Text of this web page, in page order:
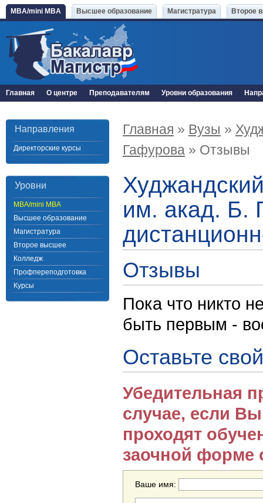
MBA/mini MBA Высшее образование Магистратура Второе
Главная О центре Преподавателям Уровни образования
Направления
Директорские курсы
Уровни
MBA/mini MBA
Высшее образование
Магистратура
Второе высшее
Колледж
Профпереподготовка
Курсы
Главная » Вузы »
Гафурова » Отзывы
им. акад. Б.
Отзывы
Пока что никто
быть первым -
Оставьте
Убедительная
случае, если
проходят
заочной форме
Ваше имя: